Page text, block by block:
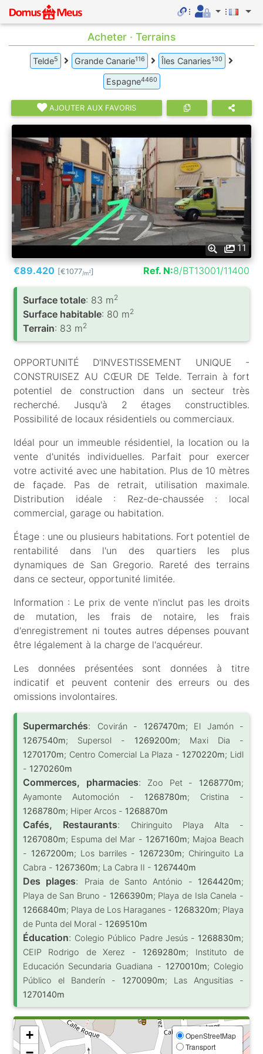
Acheter · Terrains
Telde5 Grande Canarie116 Îles Canaries130
Espagne4460
AJOUTER AUX FAVORIS
11
€89.420 [€1077/m2] Ref. N:8/BT13001/11400
Surface totale: 83 m2
Surface habitable: 80 m2
Terrain: 83 m2
OPPORTUNITÉ D'INVESTISSEMENT UNIQUE -
CONSTRUISEZ AU CŒUR DE Telde. Terrain à fort
potentiel de construction dans un secteur très
recherché. Jusqu'à 2 étages constructibles.
Possibilité de locaux résidentiels ou commerciaux.
Idéal pour un immeuble résidentiel, la location ou la
vente d'unités individuelles. Parfait pour exercer
votre activité avec une habitation. Plus de 10 mètres
de façade. Pas de retrait, utilisation maximale.
Distribution idéale : Rez-de-chaussée : local
commercial, garage ou habitation.
Étage : une ou plusieurs habitations. Fort potentiel de
rentabilité dans l'un des quartiers les plus
dynamiques de San Gregorio. Rareté des terrains
dans ce secteur, opportunité limitée.
Information : Le prix de vente n'inclut pas les droits
de mutation, les frais de notaire, les frais
d'enregistrement ni toutes autres dépenses pouvant
être légalement à la charge de l'acquéreur.
Les données présentées sont données à titre
indicatif et peuvent contenir des erreurs ou des
omissions involontaires.
Supermarchés: Covirán - 1267470m; El Jamón -
1267540m; Supersol - 1269200m; Maxi Dia -
1270170m; Centro Comercial La Plaza - 1270220m; Lidl
- 1270260m
Commerces, pharmacies: Zoo Pet - 1268770m;
Ayamonte Automoción - 1268780m; Cristina -
1268780m; Hiper Arcos - 1268870m
Cafés, Restaurants:
Chiringuito Playa Alta -
1267080m; Espuma del Mar - 1267160m; Majoa Beach
- 1267200m; Los barriles - 1267230m; Chiringuito La
Cabra - 1267360m; La Cabra II - 1267440m
Des plages: Praia de Santo António - 1264420m;
Playa de San Bruno - 1266390m; Playa de Isla Canela -
1266840m; Playa de Los Haraganes - 1268320m; Playa
de Punta del Moral - 1269510m
Éducation: Colegio Público Padre Jesús - 1268830m;
CEIP Rodrigo de Xerez - 1269280m; Instituto de
Educación Secundaria Guadiana - 1270010m; Colegio
Público el Banderín - 1270090m; Las Angusitias -
1270140m
+
OpenStreetMap
Transport